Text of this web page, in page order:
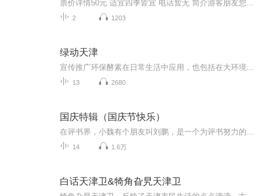
2 1203
绿动天津
13 2680
国庆特辑（国庆节快乐）
14 1.6万
白话天津卫&犄角旮旯天津卫